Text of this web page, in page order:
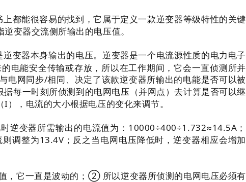
都能很容易的找到，它属于定义一款逆变器等级特性的关键
变器交流侧所输出的电压值。
变器本身输出的电压。逆变器是一个电流源性质的电力电子
电能安全传输或存放，所以在工作期间，它会一直侦测所并
电网同步/相同、决定了该款逆变器所输出的电能是否可以被
每一时刻所侦测到的电网电压（并网点）去计算是否可以继
I），电流的大小根据电压的变化来调节。
逆变器所需输出的电流值为：10000÷400÷1.732≈14.5A；
调整为13.4V；反之当电网电压降低时，逆变器相应会增加
它一直是波动的；② 所以逆变器所侦测的电网电压必须有